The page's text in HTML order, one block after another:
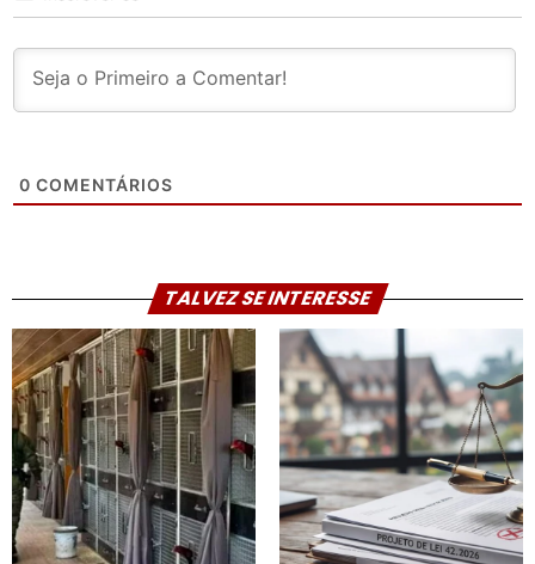
0 COMENTÁRIOS
TALVEZ SE INTERESSE